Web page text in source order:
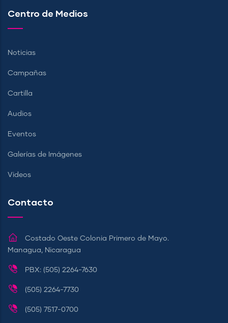
Centro de Medios
Noticias
Campañas
Cartilla
Audios
Eventos
Galerías de Imágenes
Videos
Contacto
Costado Oeste Colonia Primero de Mayo.
Managua, Nicaragua
PBX: (505) 2264-7630
(505) 2264-7730
(505) 7517-0700